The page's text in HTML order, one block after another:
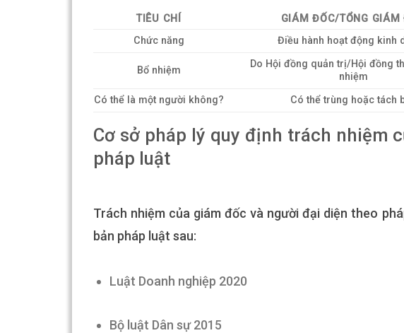
TIÊU CHÍ GIÁM ĐỐC/TỔNG GIÁM
Chức năng
Điều hành hoạt động kinh
Bổ nhiệm
Do Hội đồng quản trị/Hội đồng
nhiệm
Có thể là một người không? Có thể trùng hoặc tách
Cơ sở pháp lý quy định trách nhiệm
pháp luật
Trách nhiệm của giám đốc và người đại diện theo
bản pháp luật sau:
Luật Doanh nghiệp 2020
Bộ luật Dân sự 2015